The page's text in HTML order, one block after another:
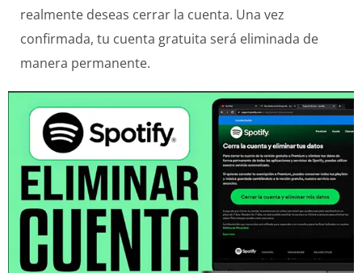
realmente deseas cerrar la cuenta. Una vez
confirmada, tu cuenta gratuita será eliminada de
manera permanente.